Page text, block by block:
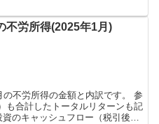
不労所得(2025年1月)
不労所得の金額と内訳です。 参
も合計したトータルリターンも記
のキャッシュフロー（税引後）